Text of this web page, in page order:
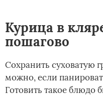
Курица в
пошагово
Сохранить суховатую
можно, если
Готовить такое блюдо